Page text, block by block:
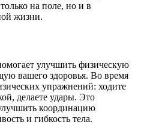
на поле, но и в
жизни.
улучшить физическую
вашего здоровья. Во время
упражнений: ходите
делаете удары. Это
координацию
и гибкость тела.